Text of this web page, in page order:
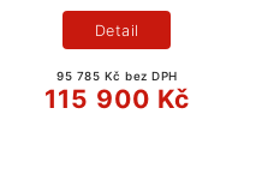
95 785 Kč bez DPH
115 900 Kč
Detail